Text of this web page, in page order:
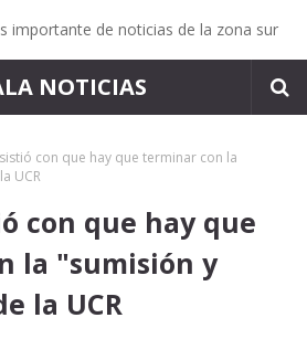
importante de noticias de la zona sur
NOTICIAS
con que hay que terminar con la
UCR
con que hay que
la "sumisión y
la UCR